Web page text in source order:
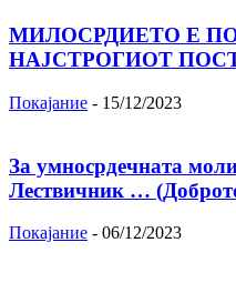
МИЛОСРДИЕТО Е
НАЈСТРОГИОТ
Покајание - 15/12/2023
За умносрдечната
Лествичник …
Покајание - 06/12/2023